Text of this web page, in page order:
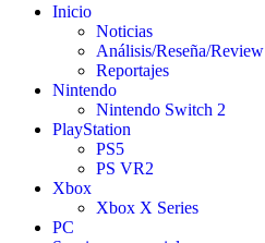
Inicio
Noticias
Análisis/Reseña/Review
Reportajes
Nintendo
Nintendo Switch 2
PlayStation
PS5
PS VR2
Xbox
Xbox X Series
PC